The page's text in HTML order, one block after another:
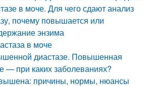
в моче. Для чего сдают анализ
почему повышается или
энзима
в моче
диастазе. Повышенная
— при каких заболеваниях?
причины, нормы, нюансы